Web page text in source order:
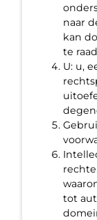
naar
kan
te
U: u,
tot